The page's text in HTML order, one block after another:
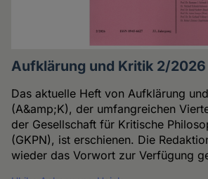
Aufklärung und Kritik 2/
Das aktuelle Heft von Aufklärung
(A&amp;K), der umfangreichen
der Gesellschaft für Kritische
(GKPN), ist erschienen. Die
wieder das Vorwort zur Verfügung